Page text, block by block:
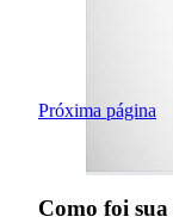
Próxima página
Como foi sua